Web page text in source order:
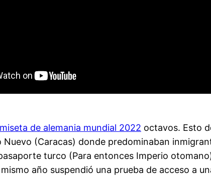
de alemania mundial 2022 octavos. Esto
(Caracas) donde predominaban
turco (Para entonces Imperio
año suspendió una prueba de acceso a